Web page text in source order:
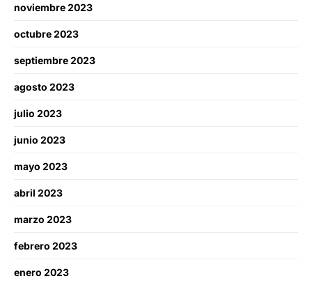
noviembre 2023
octubre 2023
septiembre 2023
agosto 2023
julio 2023
junio 2023
mayo 2023
abril 2023
marzo 2023
febrero 2023
enero 2023